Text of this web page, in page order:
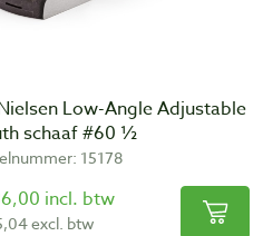
Low-Angle Adjustable
schaaf #60 ½
15178
incl. btw
excl. btw